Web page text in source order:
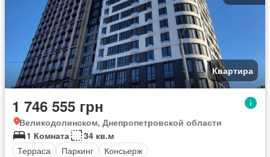
Квартира
1 746 555 грн
Великодолинском, Днепропетровской области
1 Комната
34 кв.м
Терраса
Паркинг Консьерж